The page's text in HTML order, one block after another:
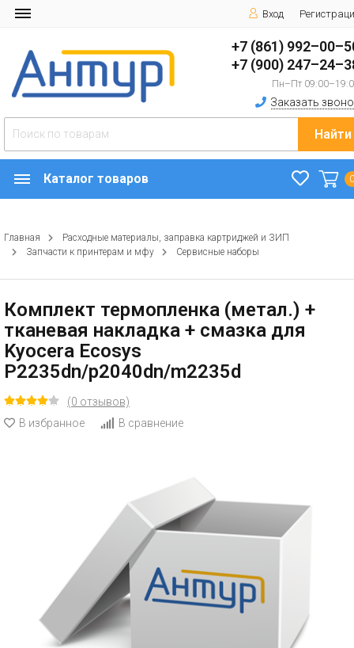
Вход
+7 (861)
+7 (900)
Пн–Пт
Заказать
Найти
Каталог товаров
Главная
Расходные материалы, заправка картриджей и ЗИП
Запчасти к принтерам и мфу
Сервисные наборы
Комплект термопленка (метал.) +
тканевая накладка + смазка для
Kyocera Ecosys
P2235dn/p2040dn/m2235d
(0 отзывов)
В избранное
В сравнение